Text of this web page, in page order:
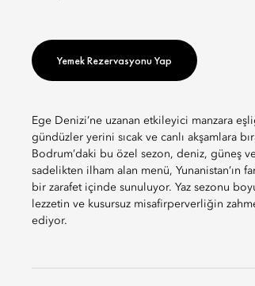
Yemek Rezervasyonu Yap
Ege Denizi’ne uzanan etkileyici manzara
gündüzler yerini sıcak ve canlı akşamlara
Bodrum’daki bu özel sezon, deniz, güneş
sadelikten ilham alan menü, Yunanistan’ın
bir zarafet içinde sunuluyor. Yaz sezonu
lezzetin ve kusursuz misafirperverliğin
ediyor.